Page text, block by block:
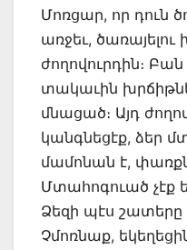
Մոռցար, որ դուն
առջեւ,
ժողովուրդին։
տակաւին
մնացած։ Այդ
կանգնեցէք, ձեր
մամոնան է, փառքն
Մտահոգուած չէք
Ձեզի պէս
Չմոռնաք,